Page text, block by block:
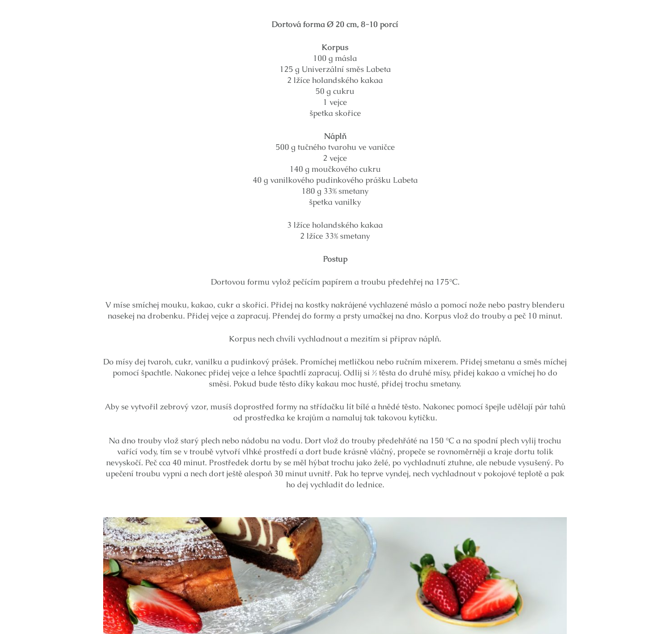
Dortová forma Ø 20 cm, 8-10 porcí
Korpus
100 g másla
125 g Univerzální směs Labeta
2 lžíce holandského kakaa
50 g cukru
1 vejce
špetka skořice
Náplň
500 g tučného tvarohu ve vaničce
2 vejce
140 g moučkového cukru
40 g vanilkového pudinkového prášku Labeta
180 g 33% smetany
špetka vanilky
3 lžíce holandského kakaa
2 lžíce 33% smetany
Postup
Dortovou formu vylož pečícím papírem a troubu předehřej na 175°C.
V míse smíchej mouku, kakao, cukr a skořici. Přidej na kostky nakrájené vychlazené máslo a pomocí nože nebo pastry blenderu
nasekej na drobenku. Přidej vejce a zapracuj. Přendej do formy a prsty umačkej na dno. Korpus vlož do trouby a peč 10 minut.
Korpus nech chvíli vychladnout a mezitím si připrav náplň.
Do mísy dej tvaroh, cukr, vanilku a pudinkový prášek. Promíchej metličkou nebo ručním mixerem. Přidej smetanu a směs míchej
pomocí špachtle. Nakonec přidej vejce a lehce špachtlí zapracuj. Odlij si ½ těsta do druhé mísy, přidej kakao a vmíchej ho do
směsi. Pokud bude těsto díky kakau moc husté, přidej trochu smetany.
Aby se vytvořil zebrový vzor, musíš doprostřed formy na střídačku lít bílé a hnědé těsto. Nakonec pomocí špejle udělají pár tahů
od prostředka ke krajům a namaluj tak takovou kytičku.
Na dno trouby vlož starý plech nebo nádobu na vodu. Dort vlož do trouby předehřáté na 150 °C a na spodní plech vylij trochu
vařící vody, tím se v troubě vytvoří vlhké prostředí a dort bude krásně vláčný, propeče se rovnoměrněji a kraje dortu tolik
nevyskočí. Peč cca 40 minut. Prostředek dortu by se měl hýbat trochu jako želé, po vychladnutí ztuhne, ale nebude vysušený. Po
upečení troubu vypni a nech dort ještě alespoň 30 minut uvnitř. Pak ho teprve vyndej, nech vychladnout v pokojové teplotě a pak
ho dej vychladit do lednice.